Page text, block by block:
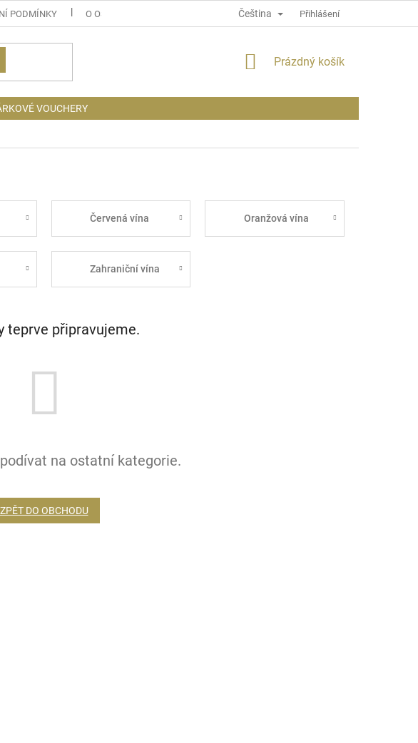
PODMÍNKY O OSOBNÍCH ÚDAJÍCH INFORMACE O WEBU
Čeština Přihlášení
NÁKUPNÍ
Prázdný košík
VOUCHERY
Červená vína Oranžová vína
Zahraniční vína
teprve připravujeme.
na ostatní kategorie.
ZPĚT DO OBCHODU